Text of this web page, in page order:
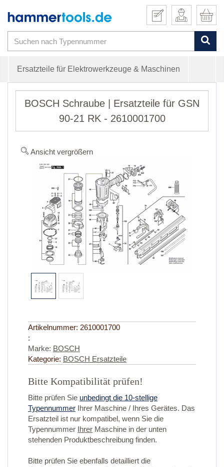
Ersatzteile für Elektrowerkzeuge & Maschinen
BOSCH Schraube | Ersatzteile für GSN
90-21 RK - 2610001700
Ansicht vergrößern
Artikelnummer: 2610001700
:
Marke: BOSCH
Kategorie: BOSCH Ersatzteile
Bitte Kompatibilität prüfen!
Bitte prüfen Sie unbedingt die 10-stellige
Typennummer Ihrer Maschine / Ihres Gerätes. Das
Ersatzteil ist nur kompatibel, wenn Sie die
Typennummer Ihrer Maschine in der unten
stehenden Produktbeschreibung finden.
Bitte prüfen Sie ebenfalls detailliert die